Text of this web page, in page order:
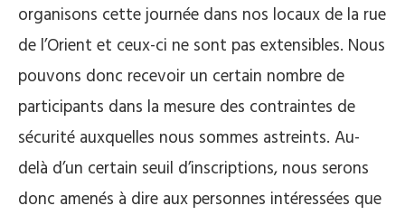
organisons cette journée dans nos locaux de la rue
de l’Orient et ceux-ci ne sont pas extensibles. Nous
pouvons donc recevoir un certain nombre de
participants dans la mesure des contraintes de
sécurité auxquelles nous sommes astreints. Au-
delà d’un certain seuil d’inscriptions, nous serons
donc amenés à dire aux personnes intéressées que